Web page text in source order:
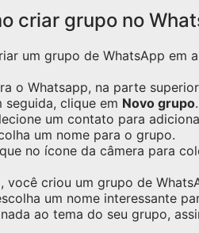
criar grupo no
um grupo de WhatsApp em
o Whatsapp, na parte
seguida, clique em Novo grupo.
um contato para
um nome para o grupo.
no ícone da câmera para
você criou um grupo de
um nome interessante
ao tema do seu grupo,